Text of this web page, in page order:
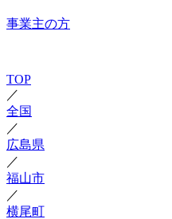
事業主の方
TOP
／
全国
／
広島県
／
福山市
／
横尾町